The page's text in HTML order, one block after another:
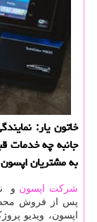
خاتون یار:
جانبه چه
به مشتریان
شرکت اپسون و
پس از فروش
اپسون، ویدیو